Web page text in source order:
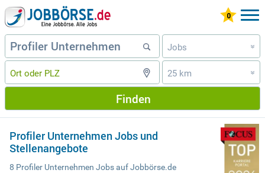
Jobs »
25 km »
Finden
Profiler Unternehmen Jobs und
Stellenangebote
8 Profiler Unternehmen Jobs auf Jobbörse.de